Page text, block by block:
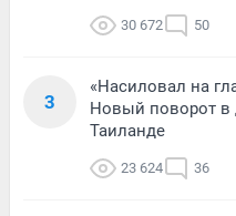
30 672 50
3
«Насиловал на
Новый поворот в
Таиланде
23 624 36